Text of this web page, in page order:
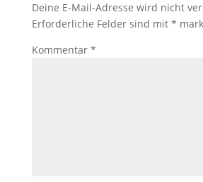
Deine E-Mail-Adresse wird nicht
Erforderliche Felder sind mit *
Kommentar *